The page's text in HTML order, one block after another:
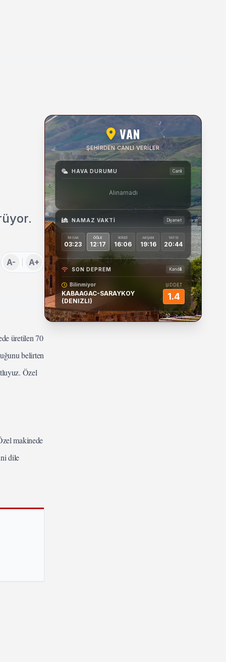
A- A+
üretilen 70
belirten
Özel
makinede
dile
VAN
ŞEHIRDEN CANLI VERILER
HAVA DURUMU Canlı
Alınamadı
NAMAZ VAKTI Diyanet
İMSAK
03:23
ÖĞLE
12:17
İKINDI
16:06
AKŞAM
19:16
YATSI
20:44
SON DEPREM Kandilli
Bilinmiyor
KABAAGAC-SARAYKOY
(DENIZLI)
ŞİDDET
1.4